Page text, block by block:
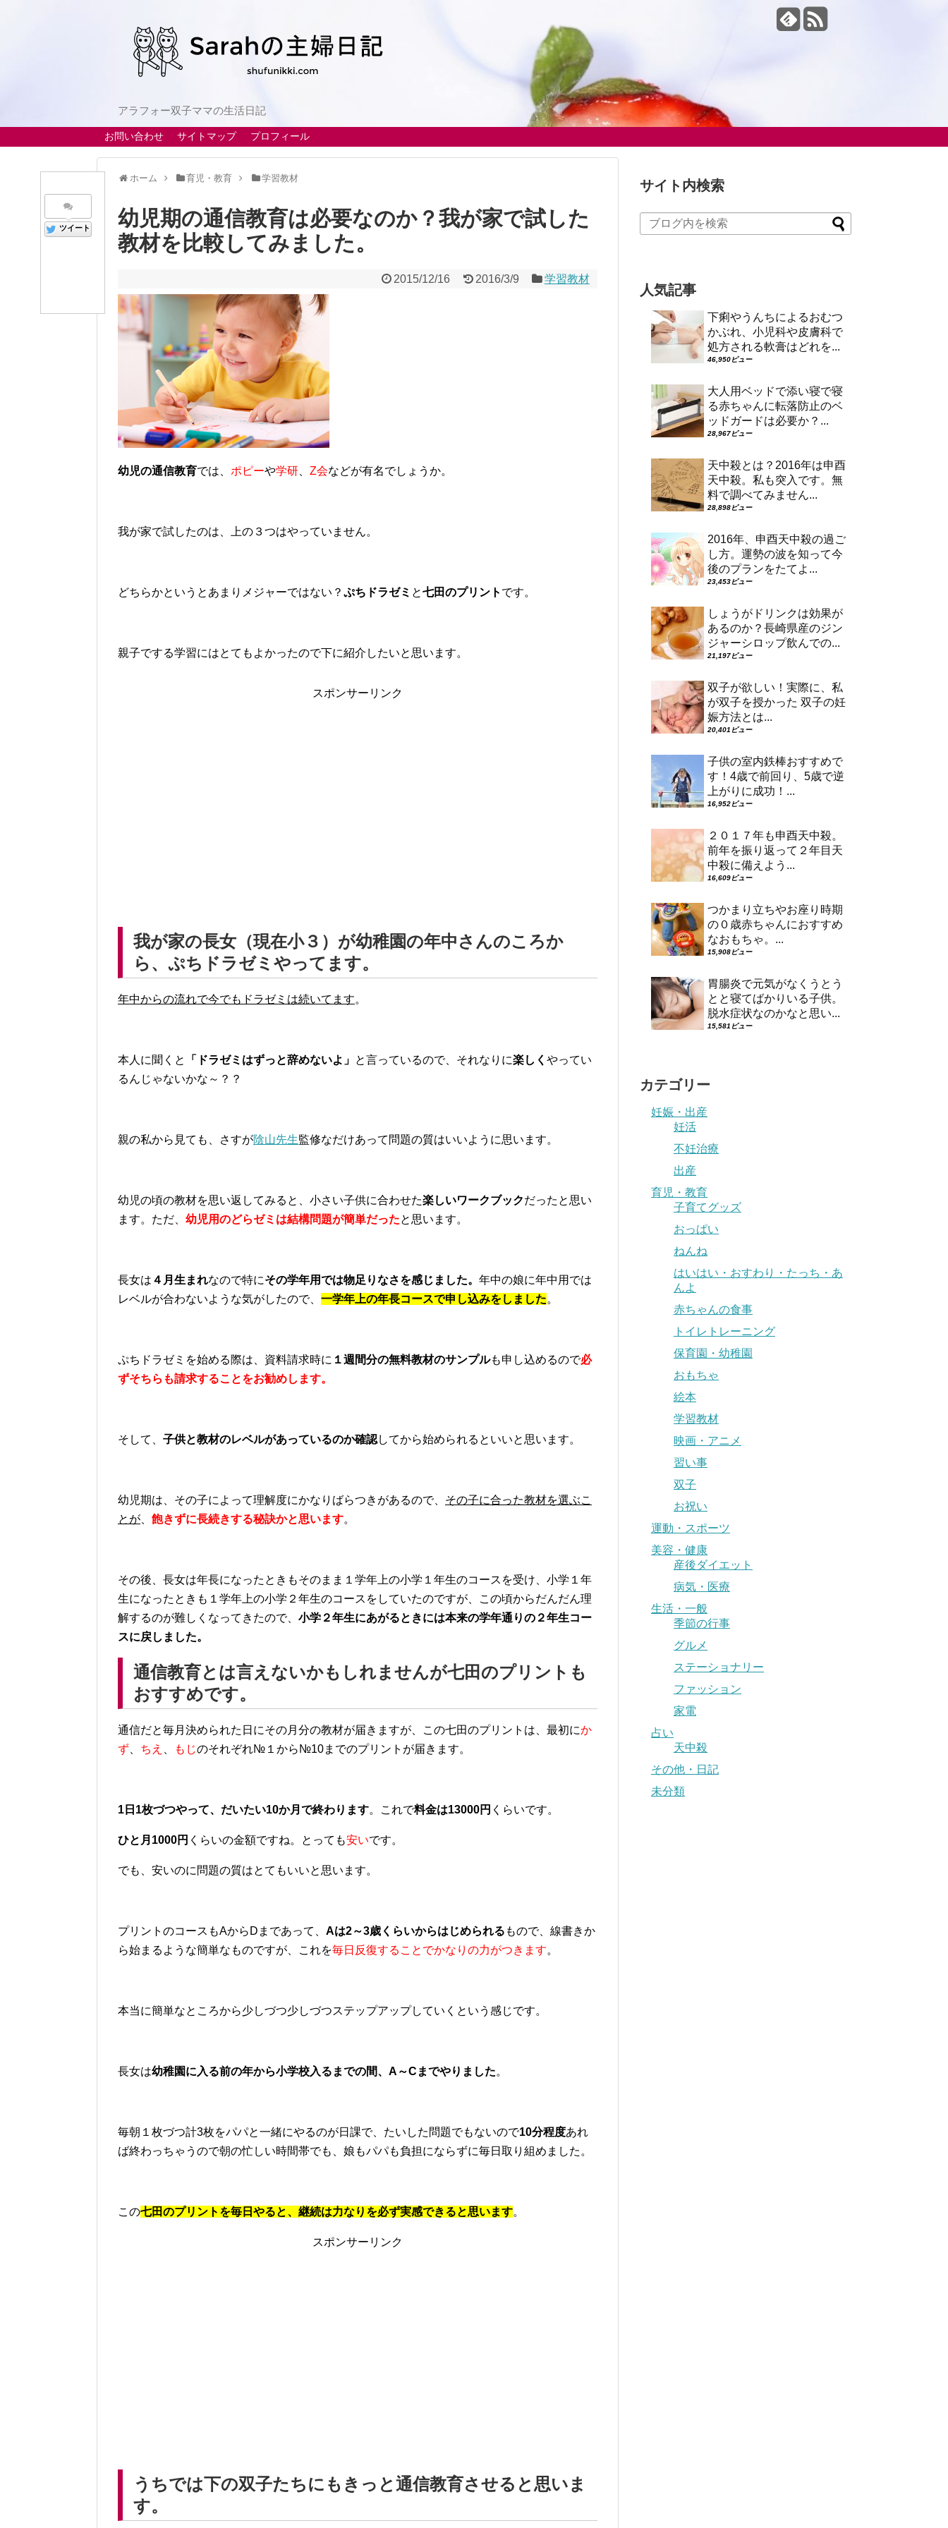
アラフォー双子ママの生活日記
お問い合わせ サイトマップ プロフィール
ホーム 育児・教育 学習教材
ツイート
幼児期の通信教育は必要なのか？我が家で試した
教材を比較してみました。
2015/12/16 2016/3/9 学習教材
幼児の通信教育では、 ポピーや学研 Z会などが有名でしょうか。
我が家で試したのは、上の３つはやっていません。
どちらかというとあまりメジャーではない？ ぷちドラゼミ と七田のプリント です。
親子でする学習にはとてもよかったので下に紹介したいと思います。
スポンサーリンク
我が家の長女（現在小３）が幼稚園の年中さんのころか
ら、ぷちドラゼミやってます。
年中からの流れで今でもドラゼミは続いてます。
本人に聞くと 「ドラゼミはずっと辞めないよ」 と言っているので、それなりに楽しく やってい
るんじゃないかな～？？
親の私から見ても、さすが陰山先生監修なだけあって問題の質はいいように思います。
幼児の頃の教材を思い返してみると、小さい子供に合わせた楽しいワークブックだったと思い
ます。ただ、 幼児用のどらゼミは結構問題が簡単だったと思います。
長女は ４月生まれなので特にその学年用では物足りなさを感じました。 年中の娘に年中用では
レベルが合わないような気がしたので、 一学年上の年長コースで申し込みをしました。
ぷちドラゼミを始める際は、資料請求時に １週間分の無料教材のサンプルも申し込めるので必
ずそちらも請求することをお勧めします。
そして、 子供と教材のレベルがあっているのか確認してから始められるといいと思います。
幼児期は、その子によって理解度にかなりばらつきがあるので、 その子に合った教材を選ぶこ
とが
飽きずに長続きする秘訣かと思います。
その後、長女は年長になったときもそのまま１学年上の小学１年生のコースを受け、小学１年
生になったときも１学年上の小学２年生のコースをしていたのですが、この頃からだんだん理
解するのが難しくなってきたので、 小学２年生にあがるときには本来の学年通りの２年生コー
スに戻しました。
通信教育とは言えないかもしれませんが七田のプリントも
おすすめです。
通信だと毎月決められた日にその月分の教材が届きますが、この七田のプリントは、最初にか
ず
ちえ もじのそれぞれ№１から№10までのプリントが届きます。
1日1枚づつやって、だいたい10か月で終わります。これで料金は13000円 くらいです。
ひと月1000円 くらいの金額ですね。とっても安いです。
でも、安いのに問題の質はとてもいいと思います。
プリントのコースもAからDまであって、 Aは2～3歳くらいからはじめられる もので、線書きか
ら始まるような簡単なものですが、これを毎日反復することでかなりの力がつきます。
本当に簡単なところから少しづつ少しづつステップアップしていくという感じです。
長女は幼稚園に入る前の年から小学校入るまでの間、A～Cまでやりました。
毎朝１枚づつ計3枚をパパと一緒にやるのが日課で、たいした問題でもないので10分程度あれ
ば終わっちゃうので朝の忙しい時間帯でも、娘もパパも負担にならずに毎日取り組めました。
この七田のプリントを毎日やると、継続は力なりを必ず実感できると思います。
スポンサーリンク
うちでは下の双子たちにもきっと通信教育させると思いま
す。
サイト内検索
人気記事
下痢やうんちによるおむつ
かぶれ、小児科や皮膚科で
処方される軟膏はどれを...
46,950ビュー
大人用ベッドで添い寝で寝
る赤ちゃんに転落防止のベ
ッドガードは必要か？...
28,967ビュー
天中殺とは？2016年は申酉
天中殺。私も突入です。無
料で調べてみません...
28,898ビュー
2016年、申酉天中殺の過ご
し方。運勢の波を知って今
後のプランをたてよ...
23,453ビュー
しょうがドリンクは効果が
あるのか？長崎県産のジン
ジャーシロップ飲んでの...
21,197ビュー
双子が欲しい！実際に、私
が双子を授かった 双子の妊
娠方法とは...
20,401ビュー
子供の室内鉄棒おすすめで
す！4歳で前回り、5歳で逆
上がりに成功！...
16,952ビュー
２０１７年も申酉天中殺。
前年を振り返って２年目天
中殺に備えよう...
16,609ビュー
つかまり立ちやお座り時期
の０歳赤ちゃんにおすすめ
なおもちゃ。...
15,908ビュー
胃腸炎で元気がなくうとう
とと寝てばかりいる子供。
脱水症状なのかなと思い...
15,581ビュー
カテゴリー
妊娠・出産
妊活
不妊治療
出産
育児・教育
子育てグッズ
おっぱい
ねんね
はいはい・おすわり・たっち・あ
んよ
赤ちゃんの食事
トイレトレーニング
保育園・幼稚園
おもちゃ
絵本
学習教材
映画・アニメ
習い事
双子
お祝い
運動・スポーツ
美容・健康
産後ダイエット
病気・医療
生活・一般
季節の行事
グルメ
ステーショナリー
ファッション
家電
占い
天中殺
その他・日記
未分類